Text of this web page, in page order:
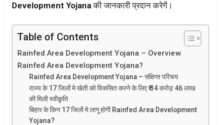
Development Yojanaकी जानकारी प्रदान करेगें।
Table of Contents
Rainfed Area Development Yojana – Overview
Rainfed Area Development Yojana?
Rainfed Area Development Yojana – संक्षिप्त परिचय
राज्य के 17 जिलों मे खेती को विकसित करने के लिए ₹ 34 करोड़ 46 लाख
की मिली स्वीकृृति
बिहार के किन 17 जिलों मे लागू होगी Rainfed Area Development
Yojana?